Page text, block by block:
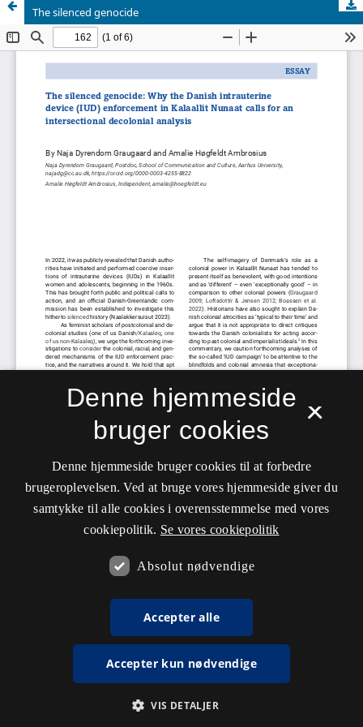
The silenced genocide
×
Denne hjemmeside
bruger cookies
Denne hjemmeside bruger cookies til at forbedre
brugeroplevelsen. Ved at bruge vores hjemmeside giver du
samtykke til alle cookies i overensstemmelse med vores
cookiepolitik. Se vores cookiepolitik
Absolut nødvendige
Accepter alle
Accepter kun nødvendige
VIS DETALJER